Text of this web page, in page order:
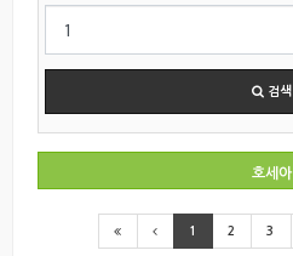
검색
호세아
1 2 3